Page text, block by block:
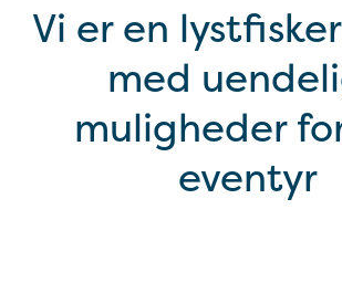
Vi er en
med
muligheder
eventyr